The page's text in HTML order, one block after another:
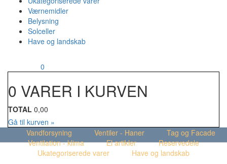
Værnemidler
Belysning
Solceller
Have og landskab
0
0 VARER I KURVEN
TOTAL 0,00
Gå til kurven »
Vandforsyning
Ventiler - Haner
Tag og Facade
Ventilation - klima
El artikler
Reservedele
Ukategoriserede varer
Have og landskab